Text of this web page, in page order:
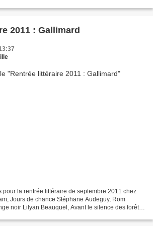
2011 : Gallimard
pour la rentrée littéraire de septembre 2011 chez
Jours de chance Stéphane Audeguy, Rom
noir Lilyan Beauquel, Avant le silence des forêts